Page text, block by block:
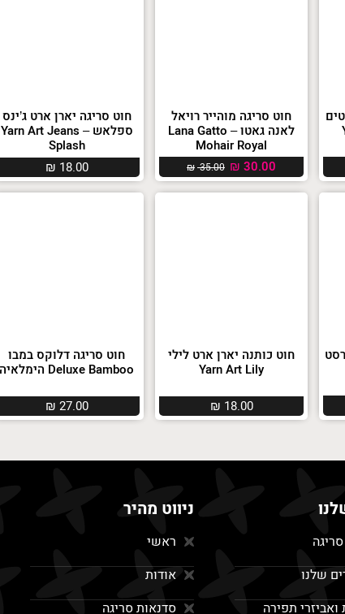
חוט סריגה מוהייר רויאל
לאנה גאטו – Lana Gatto
Mohair Royal
₪35.00 ₪ 30.00
חוט סריגה יארן ארט ג’ינס
ספלאש – Yarn Art Jeans
Splash
₪ 18.00
חוט כותנה יארן ארט לילי
Yarn Art Lily
₪ 18.00
חוט סריגה דלוקס במבו
Deluxe Bamboo הימלאיה
₪ 27.00
שלנו
ואביזרי תפירה
ניווט מהיר
ראשי
אודות
סדנאות סריגה